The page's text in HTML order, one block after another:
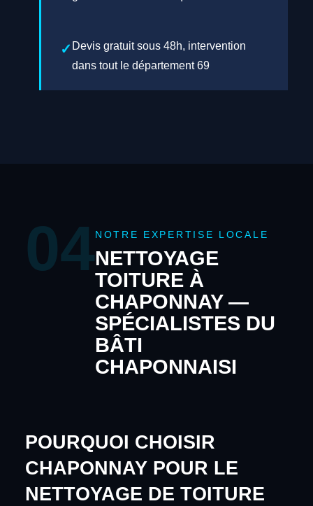
Devis gratuit sous 48h, intervention
dans tout le département 69
04 NOTRE EXPERTISE LOCALE
NETTOYAGE
TOITURE À
CHAPONNAY —
SPÉCIALISTES DU
BÂTI
CHAPONNAISI
POURQUOI CHOISIR
CHAPONNAY POUR LE
NETTOYAGE DE TOITURE